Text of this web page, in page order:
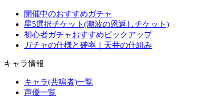
開催中のおすすめガチャ
星5選択チケット(潮波の恩返しチケット)
初心者ガチャおすすめピックアップ
ガチャの仕様と確率｜天井の仕組み
キャラ情報
キャラ(共鳴者)一覧
声優一覧